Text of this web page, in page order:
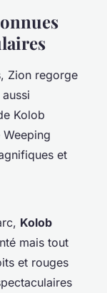
Zion regorge
Kolob
Weeping
et
Kolob
mais tout
et rouges